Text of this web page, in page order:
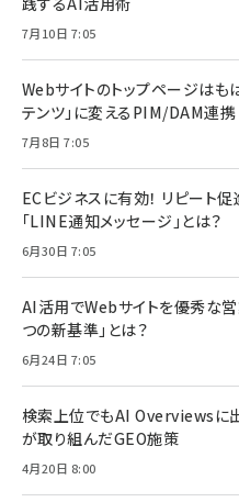
7月10日 7:05
Webサイトのトップページはも
テンツ」に変えるPIM/DAM連携
7月8日 7:05
ECビジネスに有効！ リピート
「LINE通知メッセージ」とは？
6月30日 7:05
AI活用でWebサイトを優秀な
つの新基準」とは？
6月24日 7:05
検索上位でもAI Overviewsに
が取り組んだGEO施策
4月20日 8:00